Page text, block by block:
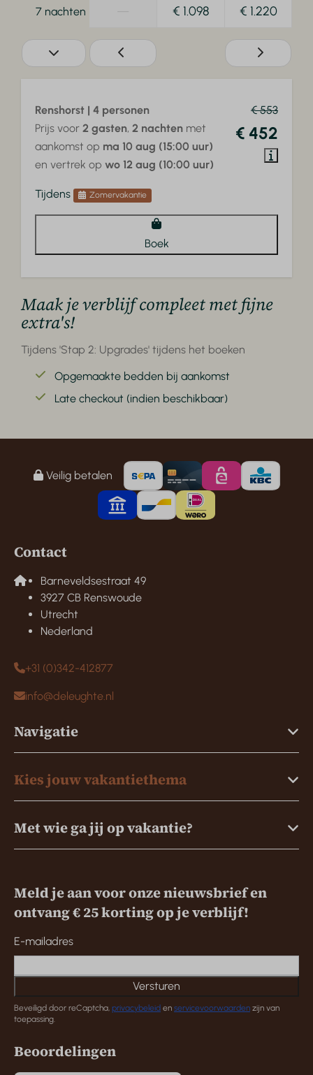
7 nachten € 1.098 € 1.220
€ 553
€ 452
Renshorst | 4 personen
Prijs voor 2 gasten, 2 nachten met
aankomst op ma 10 aug (15:00 uur)
en vertrek op wo 12 aug (10:00 uur)
Tijdens Zomervakantie
Boek
Maak je verblijf compleet met fijne
extra's!
Tijdens 'Stap 2: Upgrades' tijdens het boeken
Opgemaakte bedden bij aankomst
Late checkout (indien beschikbaar)
Veilig betalen
Contact
Barneveldsestraat 49
3927 CB Renswoude
Utrecht
Nederland
+31 (0)342-412877
info@deleughte.nl
Navigatie
Kies jouw vakantiethema
Met wie ga jij op vakantie?
Meld je aan voor onze nieuwsbrief en
ontvang € 25 korting op je verblijf!
E-mailadres
Versturen
Beveiligd door reCaptcha, privacybeleid en servicevoorwaarden zijn van
toepassing.
Beoordelingen